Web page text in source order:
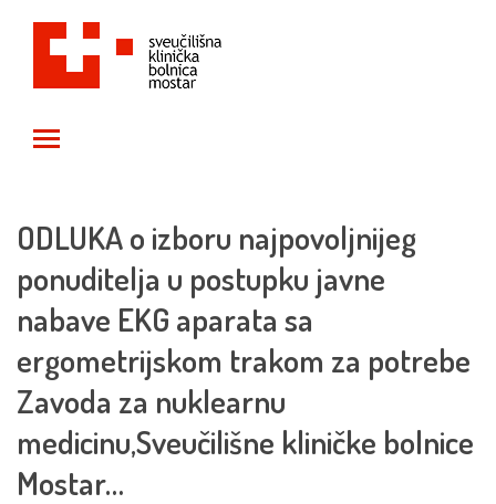
ODLUKA o izboru najpovoljnijeg
ponuditelja u postupku javne
nabave EKG aparata sa
ergometrijskom trakom za potrebe
Zavoda za nuklearnu
medicinu,Sveučilišne kliničke bolnice
Mostar…